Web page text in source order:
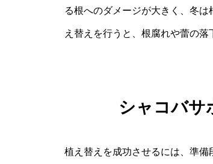
る根へのダメージが大きく、冬
え替えを行うと、根腐れや蕾の落
シャコバサ
植え替えを成功させるには、準